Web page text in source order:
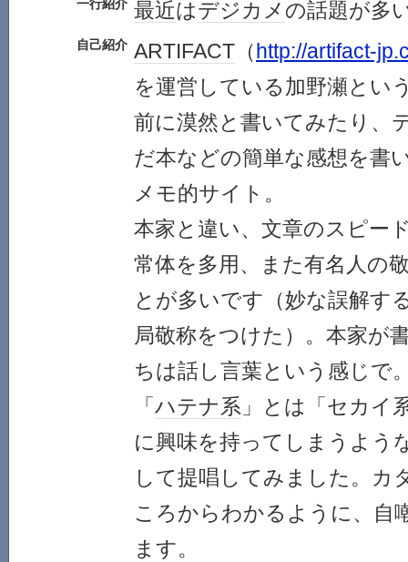
一行紹介 最近はデジカメ の話題が多
自己紹介 ARTIFACT （ http://artifact-
を運営している加野瀬とい
前に漠然と書いてみたり、
だ本などの簡単な感想を書
メモ的サイト。
本家と違い、文章のスピー
常体を多用、また有名人の
とが多いです（妙な誤解す
局敬称をつけた）。本家が
ちは話し言葉という感じで
「 ハテナ系 」とは「セカイ
に興味を持ってしまうよう
して提唱してみました。カ
ころからわかるように、自
ます。